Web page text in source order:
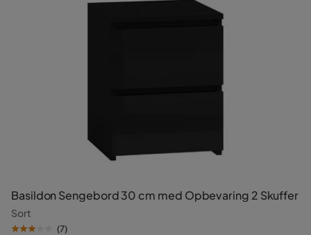
Basildon Sengebord 30 cm med Opbevaring 2 Skuffer
Sort
(7)